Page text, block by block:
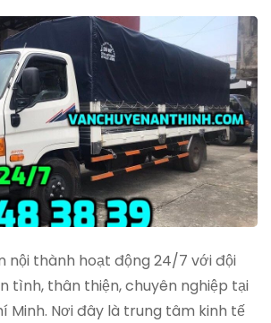
nội thành hoạt động 24/7 với đội
tình, thân thiện, chuyên nghiệp tại
Minh. Nơi đây là trung tâm kinh tế